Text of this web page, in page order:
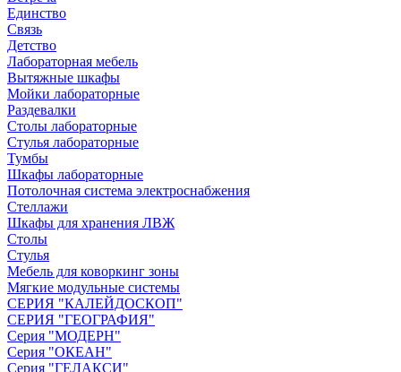
Единство
Связь
Детство
Лабораторная мебель
Вытяжные шкафы
Мойки лабораторные
Раздевалки
Столы лабораторные
Стулья лабораторные
Тумбы
Шкафы лабораторные
Потолочная система электроснабжения
Стеллажи
Шкафы для хранения ЛВЖ
Столы
Стулья
Мебель для коворкинг зоны
Мягкие модульные системы
СЕРИЯ "КАЛЕЙДОСКОП"
СЕРИЯ "ГЕОГРАФИЯ"
Серия "МОДЕРН"
Серия "ОКЕАН"
Серия "ГЕЛАКСИ"